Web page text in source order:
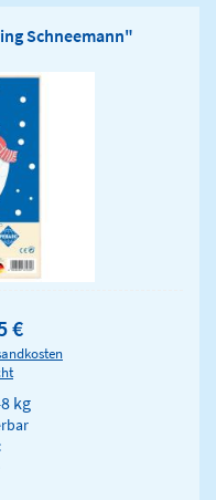
Schneemann"
€
kg